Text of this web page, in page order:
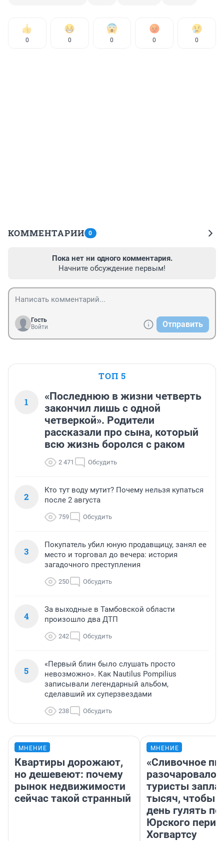
0 0 0 0 0
КОММЕНТАРИИ 0
Пока нет ни одного комментария.
Начните обсуждение первым!
Гость
Войти
Отправить
ТОП 5
1
«Последнюю в жизни четверть
закончил лишь с одной
четверкой». Родители
рассказали про сына, который
всю жизнь боролся с раком
2 471 Обсудить
2
Кто тут воду мутит? Почему нельзя купаться
после 2 августа
759 Обсудить
3
Покупатель убил юную продавщицу, занял ее
место и торговал до вечера: история
загадочного преступления
250 Обсудить
4
За выходные в Тамбовской области
произошло два ДТП
242 Обсудить
5
«Первый блин было слушать просто
невозможно». Как Nautilus Pompilius
записывали легендарный альбом,
сделавший их суперзвездами
238 Обсудить
МНЕНИЕ
Квартиры дорожают,
но дешевеют: почему
рынок недвижимости
сейчас такой странный
МНЕНИЕ
«Сливочное
разочаровало»:
туристы
тысяч, чтобы
день гулять по
Юрского
Хогвартсу